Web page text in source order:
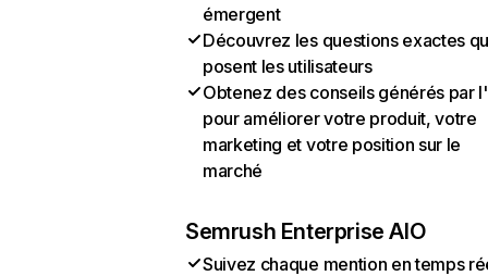
émergent
Découvrez les questions exactes
posent les utilisateurs
Obtenez des conseils générés par
pour améliorer votre produit, votre
marketing et votre position sur le
marché
Semrush Enterprise AIO
Suivez chaque mention en temps